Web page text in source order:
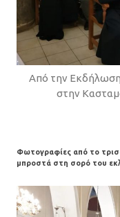
Από την Εκδήλωση
στην
Φωτογραφίες από το
μπροστά στη σορό του